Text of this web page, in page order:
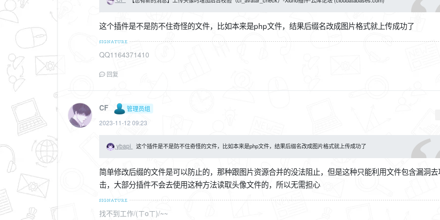
这个插件是不是防不住奇怪的文件，比如本来是php文件，结果后缀名改成图片格式就上传成功了
QQ1164371410
回复
CF
管理员组
2023-11-12 09:23
ybapi 这个插件是不是防不住奇怪的文件，比如本来是php文件，结果后缀名改成图片格式就上传成功了
简单修改后缀的文件是可以防止的，那种跟图片资源合并的没法阻止，但是这种只能利用文件包含漏洞去
击，大部分插件不会去使用这种方法读取头像文件的，所以无需担心
找不到工作/(ㄒoㄒ)/~~